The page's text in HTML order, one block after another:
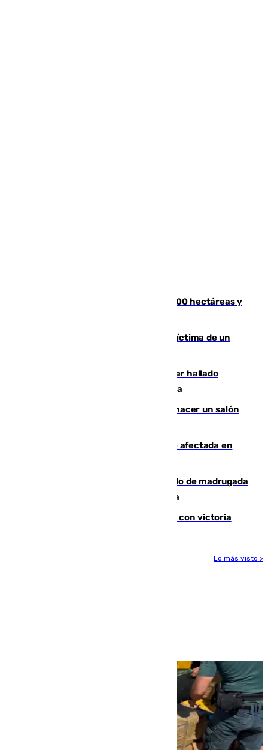
El incendio de Niebla alcanza las 8.000 hectáreas y
El tenista checho Lehecka, nueva víctima de un
Muere un hombre de 58 años tras ser hallado
inconsciente en una piscina en Cómpeta
Un tribunal federal impide a Trump hacer un salón
Incendios de Castellón: la superficie afectada en
Muere un peatón tras ser atropellado de madrugada
en la carretera A-7 a su paso por Málaga
El Granada cierra su puesta a punto con victoria
Lo más visto >